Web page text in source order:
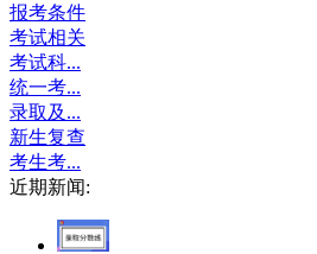
报考条件
考试相关
考试科...
统一考...
录取及...
新生复查
考生考...
近期新闻: